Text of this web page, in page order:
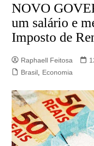
NOVO
um salário e
Imposto de
Raphaell Feitosa
Brasil, Economia